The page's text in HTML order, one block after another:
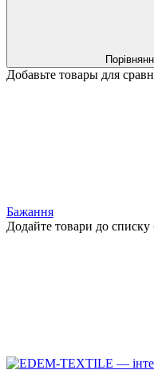
Добавьте товары для
Бажання
Додайте товари до списку